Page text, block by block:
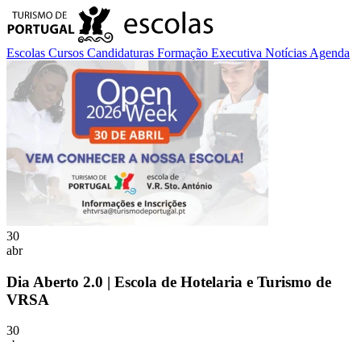
Escolas Cursos Candidaturas Formação Executiva Notícias Agenda
30
abr
Dia Aberto 2.0 | Escola de Hotelaria e Turismo de
VRSA
30